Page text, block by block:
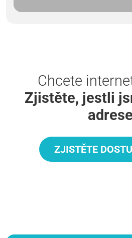
Chcete
Zjistěte, jestli
ZJISTĚTE